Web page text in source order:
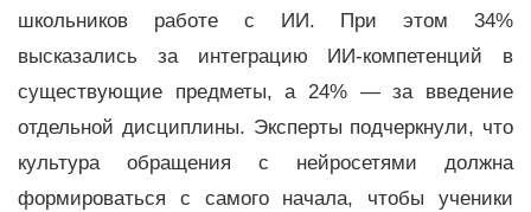
школьников работе с ИИ. При этом 34%
высказались за интеграцию ИИ-компетенций в
существующие предметы, а 24% — за введение
отдельной дисциплины. Эксперты подчеркнули, что
культура обращения с нейросетями должна
формироваться с самого начала, чтобы ученики